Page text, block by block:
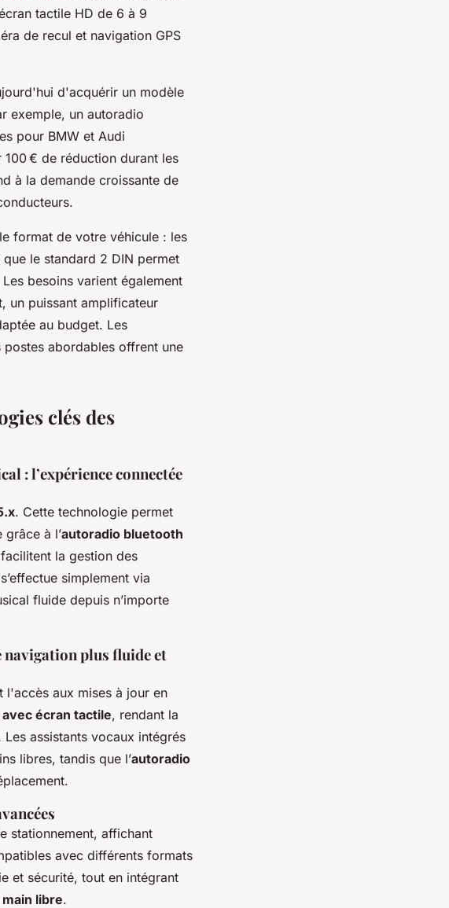
tactile HD de 6 à 9
de recul et navigation GPS
d'acquérir un modèle
exemple, un autoradio
pour BMW et Audi
€ de réduction durant les
à la demande croissante de
format de votre véhicule : les
le standard 2 DIN permet
besoins varient également
un puissant amplificateur
au budget. Les
abordables offrent une
clés des
: l’expérience connectée
. Cette technologie permet
à l’autoradio bluetooth
facilitent la gestion des
simplement via
fluide depuis n’importe
navigation plus fluide et
aux mises à jour en
écran tactile, rendant la
assistants vocaux intégrés
libres, tandis que l’autoradio
stationnement, affichant
avec différents formats
et sécurité, tout en intégrant
libre.